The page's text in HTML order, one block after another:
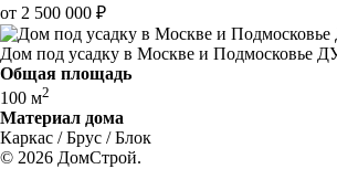
от 2 500 000 ₽
Дом под усадку в Москве и Подмосковье
Общая площадь
100 м2
Материал дома
Каркас / Брус / Блок
© 2026 ДомСтрой.